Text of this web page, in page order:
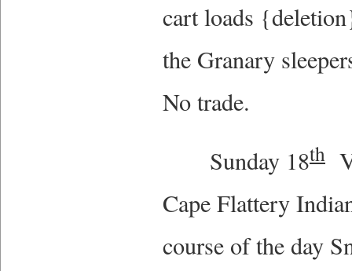
cart loads
the Granary
No trade.
Sunday 18th
Cape Flattery
course of the day